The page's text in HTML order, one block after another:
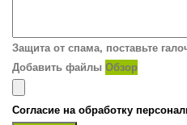
Защита от спама, поставьте
Добавить файлы Обзор
Согласие на обработку